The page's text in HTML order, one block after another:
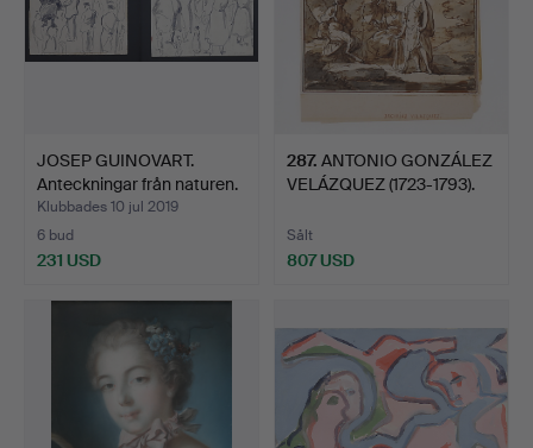
JOSEP GUINOVART.
Anteckningar från naturen.
Klubbades 10 jul 2019
6 bud
231 USD
287. ANTONIO GONZÁLEZ
VELÁZQUEZ (1723-1793).
Sålt
807 USD